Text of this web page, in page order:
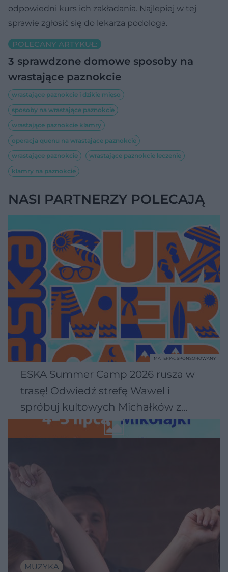
odpowiedni kurs ich zakładania. Najlepiej w tej
sprawie zgłosić się do lekarza podologa.
POLECANY ARTYKUŁ:
3 sprawdzone domowe sposoby na
wrastające paznokcie
wrastające paznokcie i dzikie mięso
sposoby na wrastające paznokcie
wrastające paznokcie klamry
operacja quenu na wrastające paznokcie
wrastające paznokcie
wrastające paznokcie leczenie
klamry na paznokcie
NASI PARTNERZY POLECAJĄ
ESKA Summer Camp 2026 rusza w
trasę! Odwiedź strefę Wawel i
spróbuj kultowych Michałków z
Wawelu
MATERIAŁ SPONSOROWANY
MUZYKA